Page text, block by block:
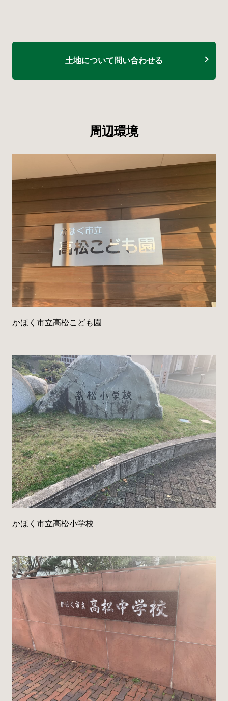
土地について問い合わせる
周辺環境
かほく市立高松こども園
かほく市立高松小学校